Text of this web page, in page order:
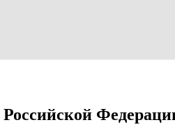
Российской